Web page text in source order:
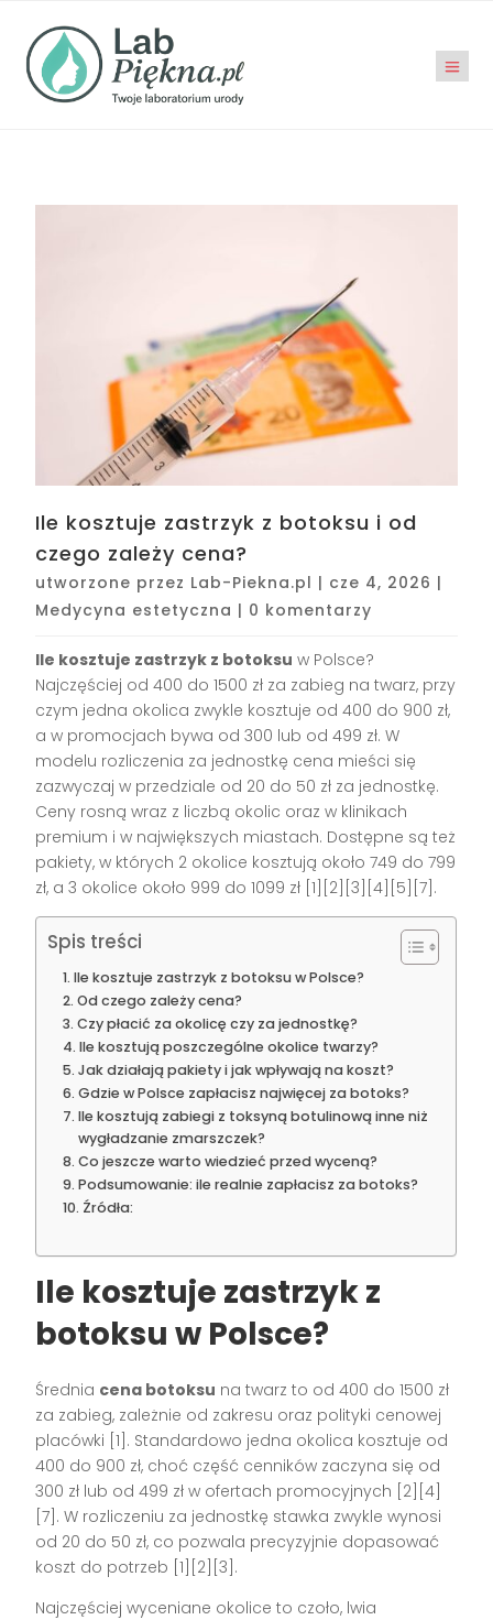
Ile kosztuje zastrzyk z botoksu i od
czego zależy cena?
utworzone przez Lab-Piekna.pl | cze 4, 2026 |
Medycyna estetyczna | 0 komentarzy
Ile kosztuje zastrzyk z botoksu w Polsce?
Najczęściej od 400 do 1500 zł za zabieg na twarz, przy
czym jedna okolica zwykle kosztuje od 400 do 900 zł,
a w promocjach bywa od 300 lub od 499 zł. W
modelu rozliczenia za jednostkę cena mieści się
zazwyczaj w przedziale od 20 do 50 zł za jednostkę.
Ceny rosną wraz z liczbą okolic oraz w klinikach
premium i w największych miastach. Dostępne są też
pakiety, w których 2 okolice kosztują około 749 do 799
zł, a 3 okolice około 999 do 1099 zł [1][2][3][4][5][7].
Spis treści
Ile kosztuje zastrzyk z botoksu w Polsce?
Od czego zależy cena?
Czy płacić za okolicę czy za jednostkę?
Ile kosztują poszczególne okolice twarzy?
Jak działają pakiety i jak wpływają na koszt?
Gdzie w Polsce zapłacisz najwięcej za botoks?
Ile kosztują zabiegi z toksyną botulinową inne niż
wygładzanie zmarszczek?
Co jeszcze warto wiedzieć przed wyceną?
Podsumowanie: ile realnie zapłacisz za botoks?
Źródła:
Ile kosztuje zastrzyk z
botoksu w Polsce?
Średnia cena botoksu na twarz to od 400 do 1500 zł
za zabieg, zależnie od zakresu oraz polityki cenowej
placówki [1]. Standardowo jedna okolica kosztuje od
400 do 900 zł, choć część cenników zaczyna się od
300 zł lub od 499 zł w ofertach promocyjnych [2][4]
[7]. W rozliczeniu za jednostkę stawka zwykle wynosi
od 20 do 50 zł, co pozwala precyzyjnie dopasować
koszt do potrzeb [1][2][3].
Najczęściej wyceniane okolice to czoło, lwia